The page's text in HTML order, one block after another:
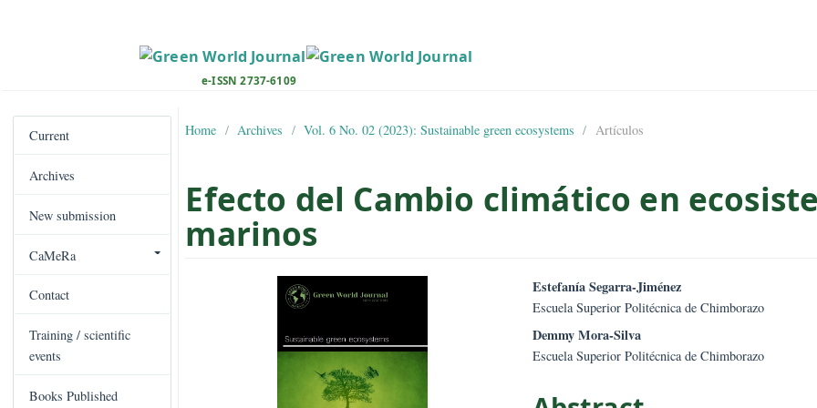
a
v
i
g
a
i
o
n
M
a
e-ISSN 2737-6109
Current
Archives
New submission
Contact
Training / scientific
events
Vol. 6 No. 02 (2023): Sustainable green ecosystems
Efecto del Cambio climático en
marinos
Estefanía Segarra-Jiménez
Escuela Superior Politécnica de
Escuela Superior Politécnica de